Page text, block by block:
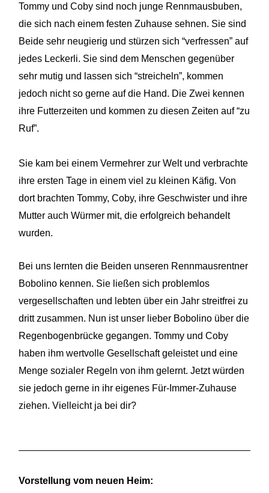
Tommy und Coby sind noch junge Rennmausbuben,
die sich nach einem festen Zuhause sehnen. Sie sind
Beide sehr neugierig und stürzen sich “verfressen” auf
jedes Leckerli. Sie sind dem Menschen gegenüber
sehr mutig und lassen sich “streicheln”, kommen
jedoch nicht so gerne auf die Hand. Die Zwei kennen
ihre Futterzeiten und kommen zu diesen Zeiten auf “zu
Ruf”.
Sie kam bei einem Vermehrer zur Welt und verbrachte
ihre ersten Tage in einem viel zu kleinen Käfig. Von
dort brachten Tommy, Coby, ihre Geschwister und ihre
Mutter auch Würmer mit, die erfolgreich behandelt
wurden.
Bei uns lernten die Beiden unseren Rennmausrentner
Bobolino kennen. Sie ließen sich problemlos
vergesellschaften und lebten über ein Jahr streitfrei zu
dritt zusammen. Nun ist unser lieber Bobolino über die
Regenbogenbrücke gegangen. Tommy und Coby
haben ihm wertvolle Gesellschaft geleistet und eine
Menge sozialer Regeln von ihm gelernt. Jetzt würden
sie jedoch gerne in ihr eigenes Für-Immer-Zuhause
ziehen. Vielleicht ja bei dir?
Vorstellung vom neuen Heim: